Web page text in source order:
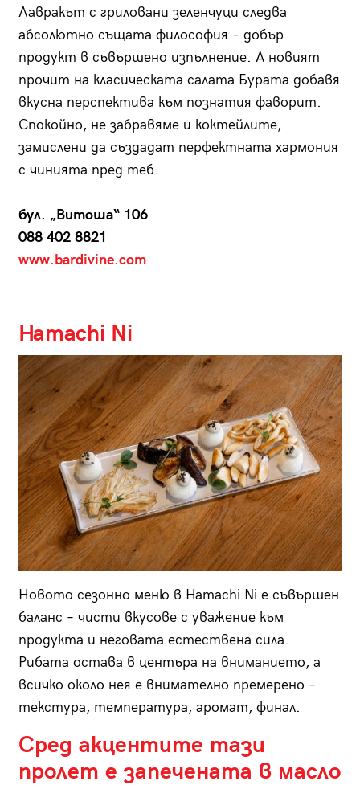
Лавракът с гриловани зеленчуци следва
абсолютно същата философия – добър
продукт в съвършено изпълнение. А новият
прочит на класическата салата Бурата добавя
вкусна перспектива към познатия фаворит.
Спокойно, не забравяме и коктейлите,
замислени да създадат перфектната хармония
с чинията пред теб.
бул. „Витоша“ 106
088 402 8821
www.bardivine.com
Hamachi Ni
Новото сезонно меню в Hamachi Ni е съвършен
баланс – чисти вкусове с уважение към
продукта и неговата естествена сила.
Рибата остава в центъра на вниманието, а
всичко около нея е внимателно премерено –
текстура, температура, аромат, финал.
Сред акцентите тази
пролет е запечената в масло